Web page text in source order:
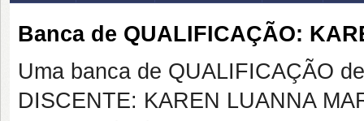
Banca de QUALIFICAÇÃO:
Uma banca de QUALIFICAÇÃO
DISCENTE: KAREN LUANNA